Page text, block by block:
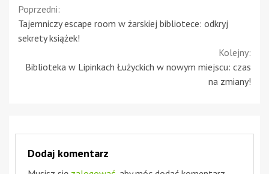
Continue
Reading
Poprzedni:
Tajemniczy escape room w żarskiej bibliotece: odkryj
sekrety książek!
Kolejny:
Biblioteka w Lipinkach Łużyckich w nowym miejscu: czas
na zmiany!
Dodaj komentarz